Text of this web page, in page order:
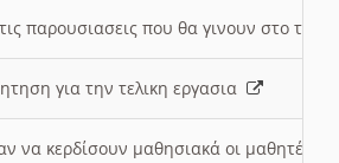
παρουσιασεις που θα γινουν στο
για την τελικη εργασια
να κερδίσουν μαθησιακά οι μαθητές/